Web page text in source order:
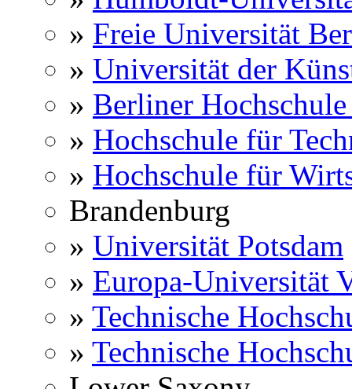
» Freie Universität
» Universität der
» Berliner
» Hochschule für
» Hochschule für
Brandenburg
» Universität Potsdam
» Europa-Universität
» Technische
» Technische